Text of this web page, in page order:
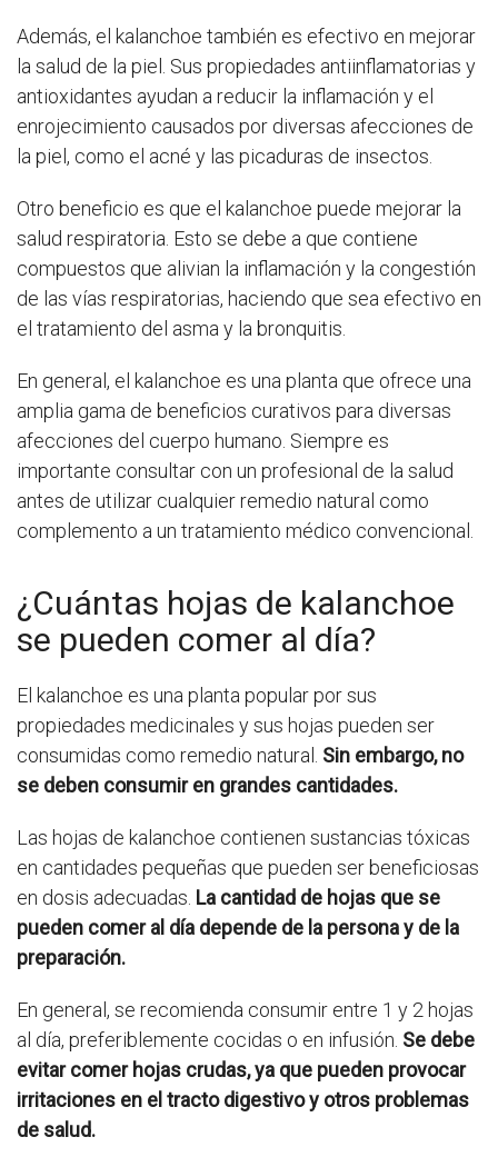
Además, el kalanchoe también es efectivo en mejorar
la salud de la piel. Sus propiedades antiinflamatorias y
antioxidantes ayudan a reducir la inflamación y el
enrojecimiento causados por diversas afecciones de
la piel, como el acné y las picaduras de insectos.
Otro beneficio es que el kalanchoe puede mejorar la
salud respiratoria. Esto se debe a que contiene
compuestos que alivian la inflamación y la congestión
de las vías respiratorias, haciendo que sea efectivo en
el tratamiento del asma y la bronquitis.
En general, el kalanchoe es una planta que ofrece una
amplia gama de beneficios curativos para diversas
afecciones del cuerpo humano. Siempre es
importante consultar con un profesional de la salud
antes de utilizar cualquier remedio natural como
complemento a un tratamiento médico convencional.
¿Cuántas hojas de kalanchoe
se pueden comer al día?
El kalanchoe es una planta popular por sus
propiedades medicinales y sus hojas pueden ser
consumidas como remedio natural. Sin embargo, no
se deben consumir en grandes cantidades.
Las hojas de kalanchoe contienen sustancias tóxicas
en cantidades pequeñas que pueden ser beneficiosas
en dosis adecuadas. La cantidad de hojas que se
pueden comer al día depende de la persona y de la
preparación.
En general, se recomienda consumir entre 1 y 2 hojas
al día, preferiblemente cocidas o en infusión. Se debe
evitar comer hojas crudas, ya que pueden provocar
irritaciones en el tracto digestivo y otros problemas
de salud.